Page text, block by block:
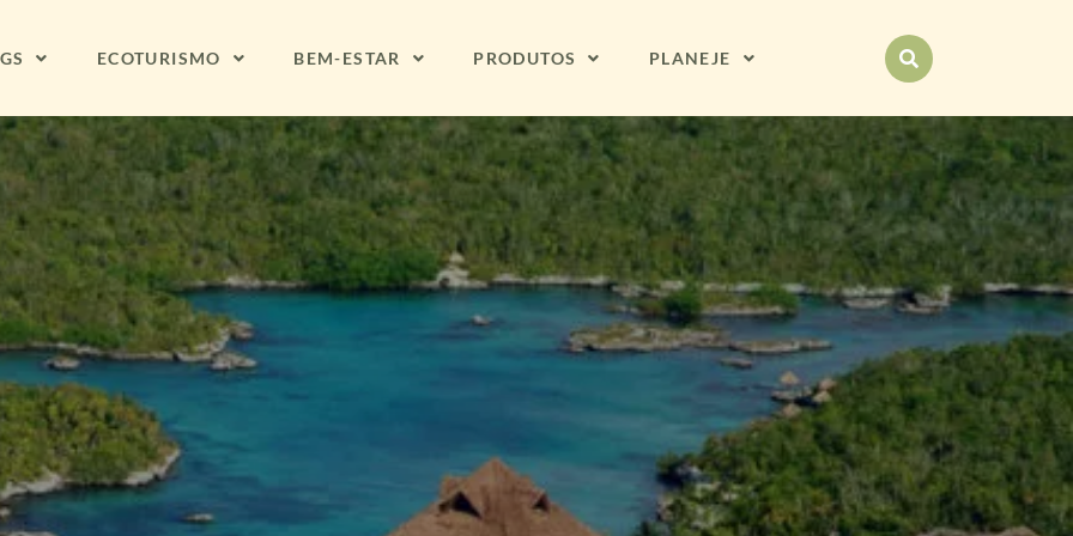
ECOTURISMO BEM-ESTAR PRODUTOS PLANEJE